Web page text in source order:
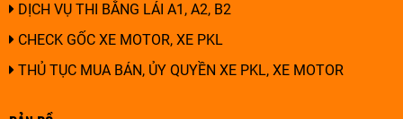
DỊCH VỤ THI BẰNG LÁI A1, A2, B2
CHECK GỐC XE MOTOR, XE PKL
THỦ TỤC MUA BÁN, ỦY QUYỀN XE PKL, XE MOTOR